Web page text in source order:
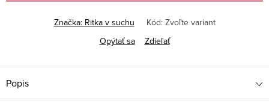
Značka: Ritka v suchu Kód: Zvoľte variant
Opýtať sa
Zdieľať
Popis